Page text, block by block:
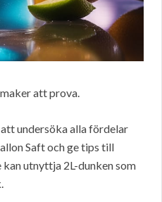
att prova.
undersöka alla fördelar
Saft och ge tips till
utnyttja 2L-dunken som